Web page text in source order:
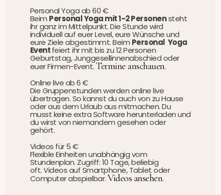
Personal Yoga ab 60 €
Beim Personal Yoga mit 1-2 Personensteht
ihr ganz im Mittelpunkt. Die Stunde wird
individuell auf euer Level, eure Wünsche und
eure Ziele abgestimmt. Beim Personal Yoga
Eventfeiert ihr mit bis zu 12 Personen
Geburtstag, Junggesellinnenabschied oder
euer Firmen-Event. Termine anschauen.
Online live ab 6 €
Die Gruppenstunden werden online live
übertragen. So kannst du auch von zu Hause
oder aus dem Urlaub aus mitmachen. Du
musst keine extra Software herunterladen und
du wirst von niemandem gesehen oder
gehört.
Videos für 5 €
Flexible Einheiten unabhängig vom
Stundenplan. Zugriff: 10 Tage, beliebig
oft.Videos auf Smartphone, Tablet oder
Computer abspielbar.Videos ansehen.